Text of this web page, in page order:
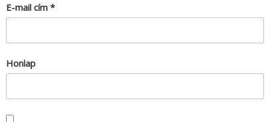
E-mail cím *
Honlap